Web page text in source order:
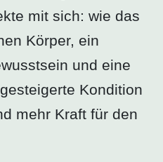
mit sich: wie das
Körper, ein
und eine
Kondition
mehr Kraft für den